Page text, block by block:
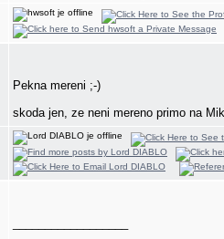
Pekna mereni ;-)
skoda jen, ze neni mereno primo na